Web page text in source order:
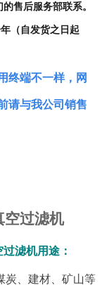
售后服务部联系。
（自发货之日起
终端不一样，网
请与我公司销售
空过滤机
滤机用途：
炭、建材、矿山等